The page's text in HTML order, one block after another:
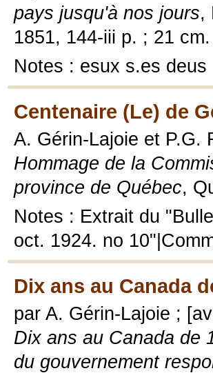
pays jusqu'à nos jours,
1851, 144-iii p. ; 21 cm.
Notes : esux s.es
Centenaire (Le) de
A. Gérin-Lajoie et P.G.
Hommage de la
province de Québec,
Notes : Extrait du
oct. 1924. no
Dix ans au Canada
par A. Gérin-Lajoie ;
Dix ans au Canada de
du gouvernement